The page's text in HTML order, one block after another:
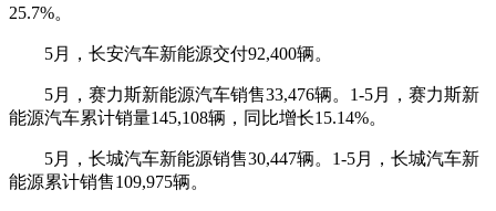
25.7%。
5月，长安汽车新能源交付92,400辆。
5月，赛力斯新能源汽车销售33,476辆。1-5月，赛力斯新
能源汽车累计销量145,108辆，同比增长15.14%。
5月，长城汽车新能源销售30,447辆。1-5月，长城汽车新
能源累计销售109,975辆。